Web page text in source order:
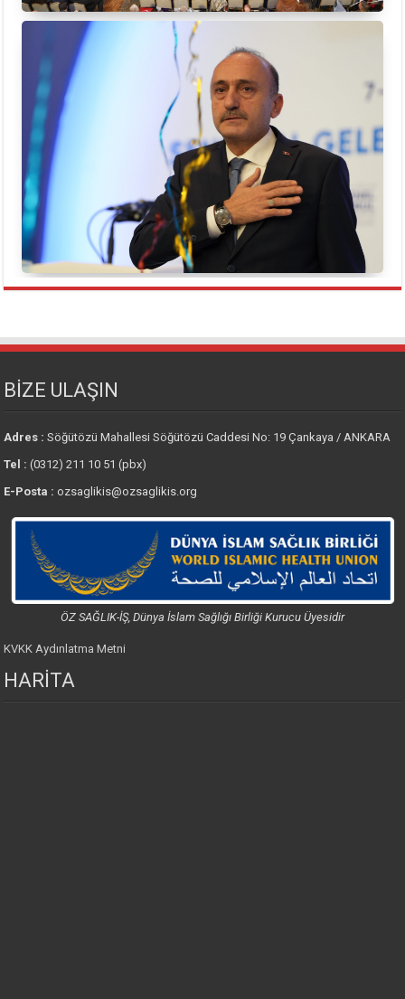
BİZE ULAŞIN
Adres :Söğütözü Mahallesi Söğütözü Caddesi No: 19 Çankaya / ANKARA
Tel : (0312) 211 10 51 (pbx)
E-Posta : ozsaglikis@ozsaglikis.org
ÖZ SAĞLIK-İŞ, Dünya İslam Sağlığı Birliği Kurucu Üyesidir
KVKK Aydınlatma Metni
HARİTA